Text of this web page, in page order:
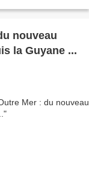
nouveau
la Guyane ...